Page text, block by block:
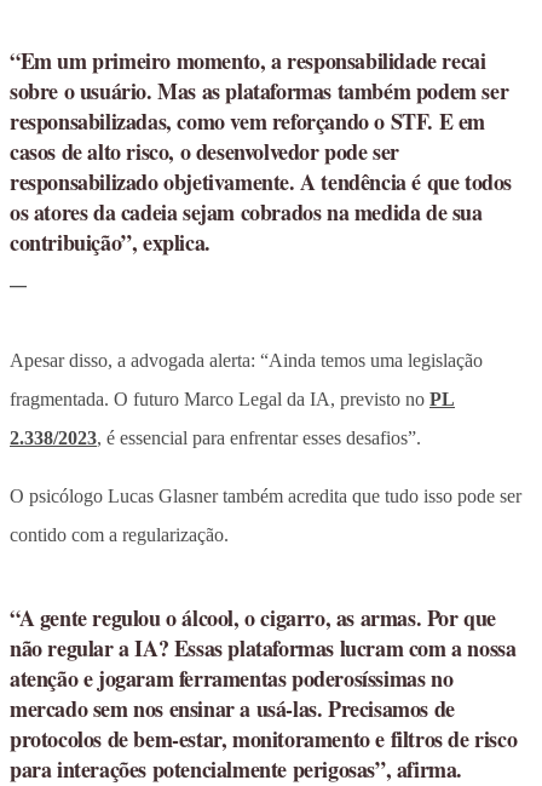
“Em um primeiro momento, a responsabilidade recai
sobre o usuário. Mas as plataformas também podem ser
responsabilizadas, como vem reforçando o STF. E em
casos de alto risco, o desenvolvedor pode ser
responsabilizado objetivamente. A tendência é que todos
os atores da cadeia sejam cobrados na medida de sua
contribuição”, explica.
Apesar disso, a advogada alerta: “Ainda temos uma legislação
fragmentada. O futuro Marco Legal da IA, previsto no PL
2.338/2023, é essencial para enfrentar esses desafios”.
O psicólogo Lucas Glasner também acredita que tudo isso pode ser
contido com a regularização.
“A gente regulou o álcool, o cigarro, as armas. Por que
não regular a IA? Essas plataformas lucram com a nossa
atenção e jogaram ferramentas poderosíssimas no
mercado sem nos ensinar a usá-las. Precisamos de
protocolos de bem-estar, monitoramento e filtros de risco
para interações potencialmente perigosas”, afirma.